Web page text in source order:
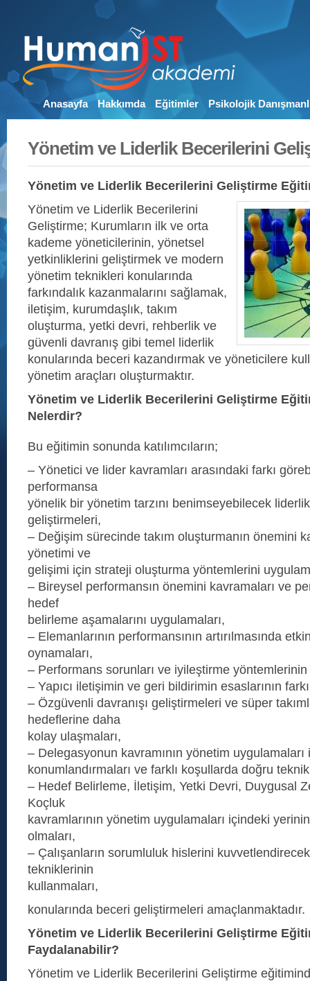
Anasayfa Hakkımda Eğitimler Psikolojik
Yönetim ve Liderlik Becerilerini
Yönetim ve Liderlik Becerilerini Geliştirme
Yönetim ve Liderlik Becerilerini
Geliştirme; Kurumların ilk ve orta
kademe yöneticilerinin, yönetsel
yetkinliklerini geliştirmek ve modern
yönetim teknikleri konularında
farkındalık kazanmalarını sağlamak,
iletişim, kurumdaşlık, takım
oluşturma, yetki devri, rehberlik ve
güvenli davranış gibi temel liderlik
konularında beceri kazandırmak ve yöneticilere
yönetim araçları oluşturmaktır.
Yönetim ve Liderlik Becerilerini Geliştirme
Nelerdir?
Bu eğitimin sonunda katılımcıların;
– Yönetici ve lider kavramları arasındaki farkı
performansa
yönelik bir yönetim tarzını benimseyebilecek
geliştirmeleri,
– Değişim sürecinde takım oluşturmanın önemini
yönetimi ve
gelişimi için strateji oluşturma yöntemlerini
– Bireysel performansın önemini kavramaları ve
hedef
belirleme aşamalarını uygulamaları,
– Elemanlarının performansının artırılmasında
oynamaları,
– Performans sorunları ve iyileştirme yöntemlerinin
– Yapıcı iletişimin ve geri bildirimin esaslarının
– Özgüvenli davranışı geliştirmeleri ve süper
hedeflerine daha
kolay ulaşmaları,
– Delegasyonun kavramının yönetim
konumlandırmaları ve farklı koşullarda doğru
– Hedef Belirleme, İletişim, Yetki Devri, Duygusal
Koçluk
kavramlarının yönetim uygulamaları içindeki
olmaları,
– Çalışanların sorumluluk hislerini
tekniklerinin
kullanmaları,
konularında beceri geliştirmeleri amaçlanmaktadır.
Yönetim ve Liderlik Becerilerini Geliştirme
Faydalanabilir?
Yönetim ve Liderlik Becerilerini Geliştirme